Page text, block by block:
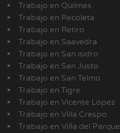
Trabajo en Quilmes
Trabajo en Recoleta
Trabajo en Retiro
Trabajo en Saavedra
Trabajo en San isidro
Trabajo en San Justo
Trabajo en San Telmo
Trabajo en Tigre
Trabajo en Vicente López
Trabajo en Villa Crespo
Trabajo en Villa del Parque